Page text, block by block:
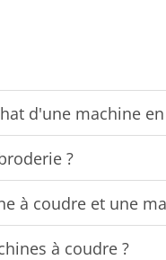
d'une machine
?
à coudre et une
à coudre ?